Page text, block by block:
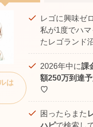
は
レゴに興味ゼ
私が1度でハマ
たレゴランド沼
2026年中に課
額250万到達
♡
困ったらまた
ハピで検索し